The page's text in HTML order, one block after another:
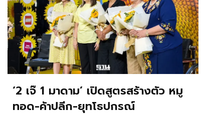
‘2 เจ๊ 1 มาดาม’ เปิดสูตรสร้างตัว หมู
ทอด-ค้าปลีก-ยุทโธปกรณ์